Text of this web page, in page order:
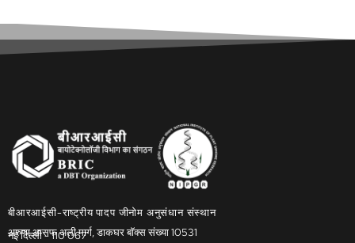
बीआरआईसी-राष्ट्रीय पादप जीनोम अनुसंधान संस्थान
अरुणा आसफ अली मार्ग, डाकघर बॉक्स संख्या 10531
नई दिल्ली - 110 067